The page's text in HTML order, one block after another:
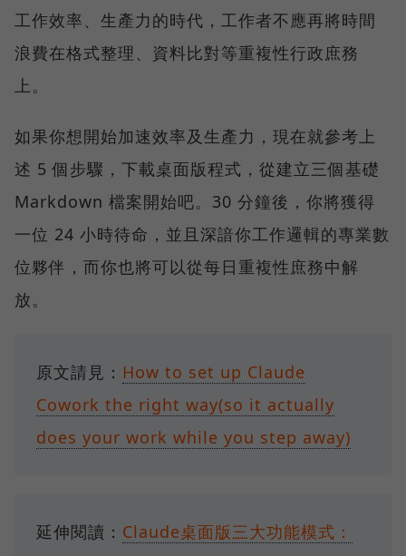
工作效率、生產力的時代，工作者不應再將時間
浪費在格式整理、資料比對等重複性行政庶務
上。
如果你想開始加速效率及生產力，現在就參考上
述 5 個步驟，下載桌面版程式，從建立三個基礎
Markdown 檔案開始吧。30 分鐘後，你將獲得
一位 24 小時待命，並且深諳你工作邏輯的專業數
位夥伴，而你也將可以從每日重複性庶務中解
放。
原文請見： How to set up Claude
Cowork the right way(so it actually
does your work while you step away)
延伸閱讀： Claude桌面版三大功能模式：